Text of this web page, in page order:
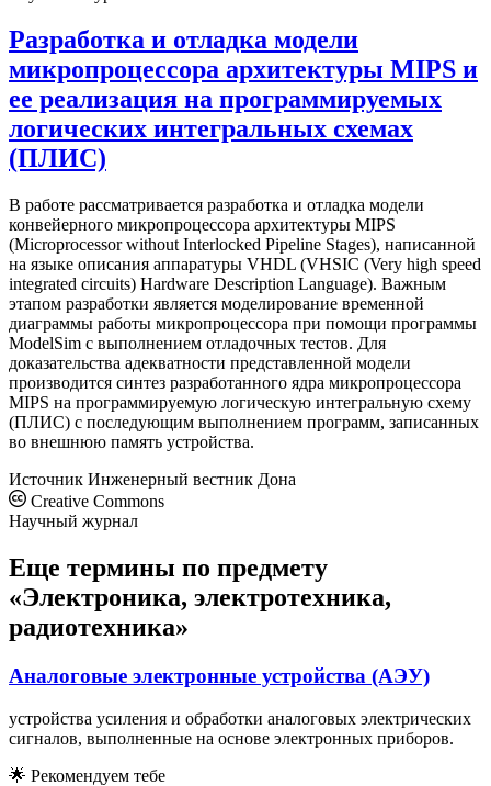
Разработка и отладка модели
микропроцессора архитектуры MIPS и
ее реализация на программируемых
логических интегральных схемах
(ПЛИС)
В работе рассматривается разработка и отладка модели
конвейерного микропроцессора архитектуры MIPS
(Microprocessor without Interlocked Pipeline Stages), написанной
на языке описания аппаратуры VHDL (VHSIC (Very high speed
integrated circuits) Hardware Description Language). Важным
этапом разработки является моделирование временной
диаграммы работы микропроцессора при помощи программы
ModelSim с выполнением отладочных тестов. Для
доказательства адекватности представленной модели
производится синтез разработанного ядра микропроцессора
MIPS на программируемую логическую интегральную схему
(ПЛИС) c последующим выполнением программ, записанных
во внешнюю память устройства.
Источник Инженерный вестник Дона
Creative Commons
Научный журнал
Еще термины по предмету
«Электроника, электротехника,
радиотехника»
Аналоговые электронные устройства (АЭУ)
устройства усиления и обработки аналоговых электрических
сигналов, выполненные на основе электронных приборов.
🌟 Рекомендуем тебе